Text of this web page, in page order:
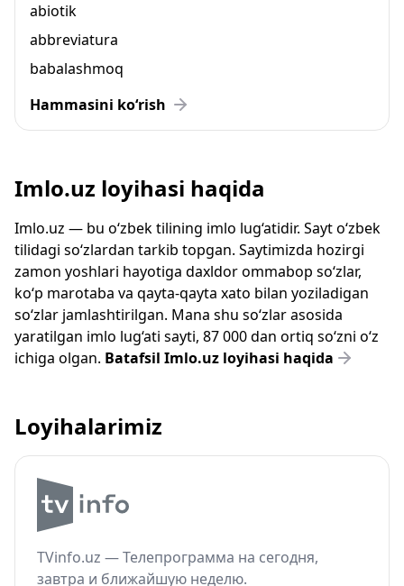
abiotik
abbreviatura
babalashmoq
Hammasini ko‘rish
Imlo.uz loyihasi haqida
Imlo.uz — bu o‘zbek tilining imlo lug‘atidir. Sayt o‘zbek
tilidagi so‘zlardan tarkib topgan. Saytimizda hozirgi
zamon yoshlari hayotiga daxldor ommabop so‘zlar,
ko‘p marotaba va qayta-qayta xato bilan yoziladigan
so‘zlar jamlashtirilgan. Mana shu so‘zlar asosida
yaratilgan imlo lug‘ati sayti, 87 000 dan ortiq so‘zni o‘z
ichiga olgan. Batafsil Imlo.uz loyihasi haqida
Loyihalarimiz
TVinfo.uz — Телепрограмма на сегодня,
завтра и ближайшую неделю.